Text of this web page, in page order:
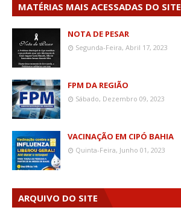
MATÉRIAS MAIS ACESSADAS DO SITE
NOTA DE PESAR
Segunda-Feira, Abril 17, 2023
FPM DA REGIÃO
Sábado, Dezembro 09, 2023
VACINAÇÃO EM CIPÓ BAHIA
Quinta-Feira, Junho 01, 2023
ARQUIVO DO SITE